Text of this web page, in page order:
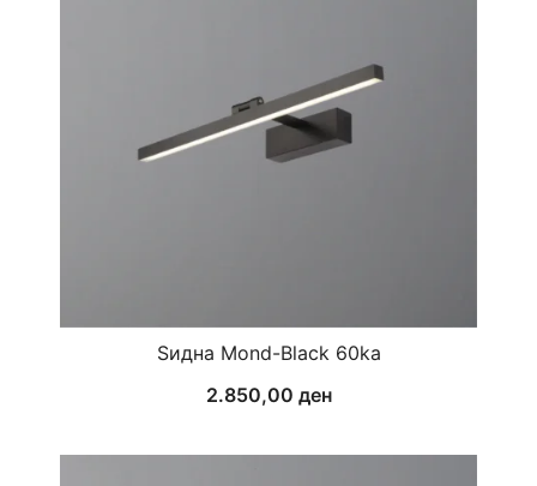
Ѕидна Mond-Black 60ka
2.850,00 ден